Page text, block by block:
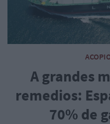
A grandes
remedios:
70% de